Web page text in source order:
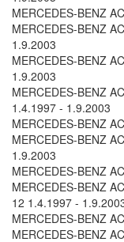
MERCEDES-BENZ
MERCEDES-BENZ
1.9.2003
MERCEDES-BENZ
1.9.2003
MERCEDES-BENZ
1.4.1997 - 1.9.2003
MERCEDES-BENZ
MERCEDES-BENZ
1.9.2003
MERCEDES-BENZ
MERCEDES-BENZ
12 1.4.1997 -
MERCEDES-BENZ
MERCEDES-BENZ